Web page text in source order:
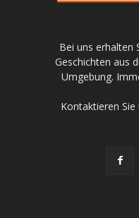
Bei uns erhalten
Geschichten aus
Umgebung.
Kontaktieren Sie